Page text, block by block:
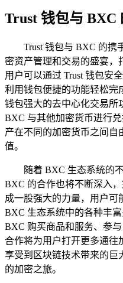
Trust 钱包与 BXC
Trust 钱包与 BXC 的携
密资产管理和交易的盛宴，
用户可以通过 Trust 钱包安
利用钱包便捷的功能轻松完
钱包强大的去中心化交易所
BXC 与其他加密货币进行
产在不同的加密货币之间自
值。
随着 BXC 生态系统的
BXC 的合作也将不断深入
成一股强大的力量，用户可
BXC 生态系统中的各种丰
BXC 购买商品和服务、参
合作将为用户打开更多通往
享受到区块链技术带来的巨
的加密之旅。